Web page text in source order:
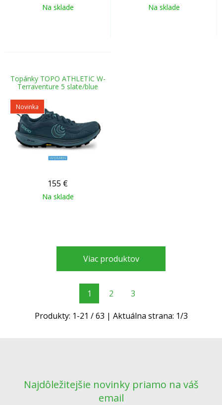
Na sklade Na sklade
Topánky TOPO ATHLETIC W-
Terraventure 5 slate/blue
Novinka
155 €
Na sklade
Viac produktov
1 2 3
Produkty: 1-21 /63 | Aktuálna strana: 1/3
Najdôležitejšie novinky priamo na váš
email